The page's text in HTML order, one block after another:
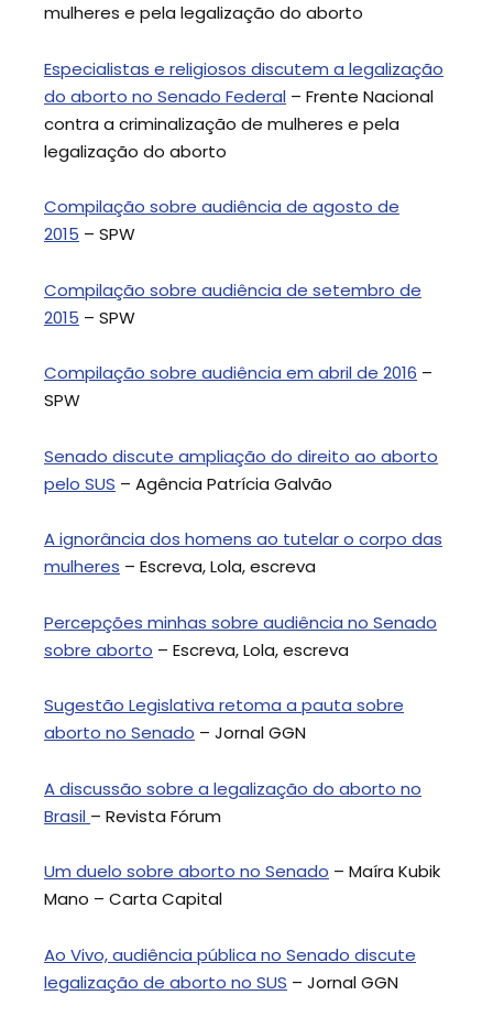
mulheres e pela legalização do aborto
Especialistas e religiosos discutem a legalização
do aborto no Senado Federal – Frente Nacional
contra a criminalização de mulheres e pela
legalização do aborto
Compilação sobre audiência de agosto de
2015 – SPW
Compilação sobre audiência de setembro de
2015 – SPW
Compilação sobre audiência em abril de 2016 –
SPW
Senado discute ampliação do direito ao aborto
pelo SUS – Agência Patrícia Galvão
A ignorância dos homens ao tutelar o corpo das
mulheres – Escreva, Lola, escreva
Percepções minhas sobre audiência no Senado
sobre aborto – Escreva, Lola, escreva
Sugestão Legislativa retoma a pauta sobre
aborto no Senado – Jornal GGN
A discussão sobre a legalização do aborto no
Brasil – Revista Fórum
Um duelo sobre aborto no Senado – Maíra Kubik
Mano – Carta Capital
Ao Vivo, audiência pública no Senado discute
legalização de aborto no SUS – Jornal GGN